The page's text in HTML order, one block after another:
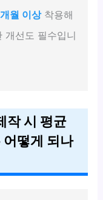
월 이상착용해
개선도 필수입니
작 시 평균
어떻게 되나